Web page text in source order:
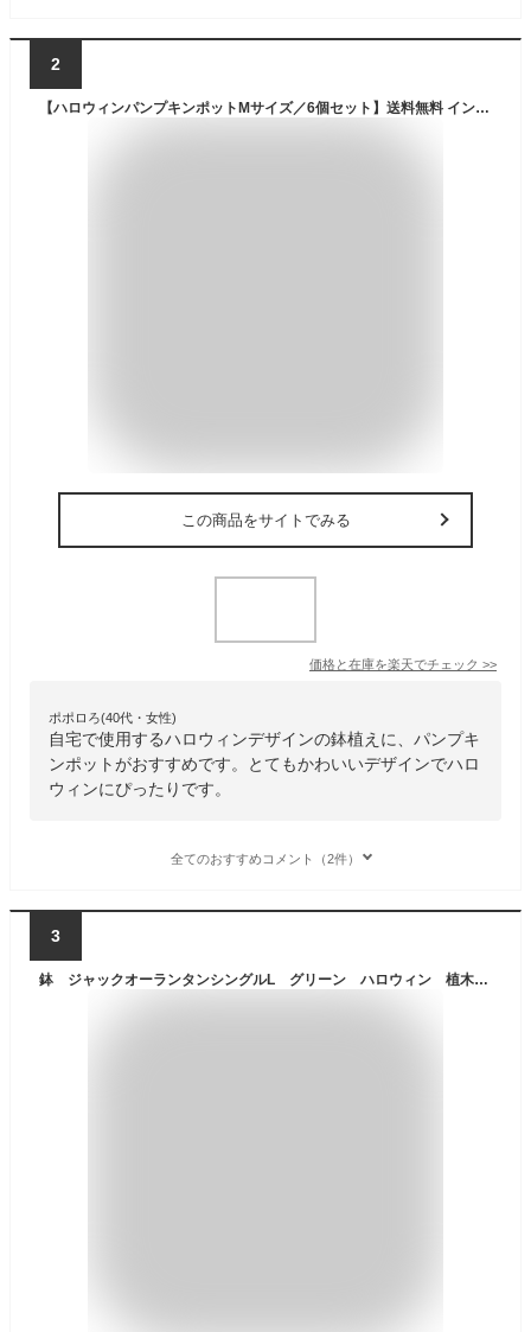
2
【ハロウィンパンプキンポットMサイズ／6個セット】送料無料 インテリア イベント HALLOWEEN ハロウィンアレンジ カップ 小物入れ フラワーアレンジメント 多肉植物 まとめ買い ガーデニング プラントポット 植木鉢 3号
この商品をサイトでみる
価格と在庫を楽天でチェック >>
ポポロろ(40代・女性)
自宅で使用するハロウィンデザインの鉢植えに、パンプキ
ンポットがおすすめです。とてもかわいいデザインでハロ
ウィンにぴったりです。
全てのおすすめコメント（2件）
3
鉢 ジャックオーランタンシングルL グリーン ハロウィン 植木鉢 観葉植物 関東当日便